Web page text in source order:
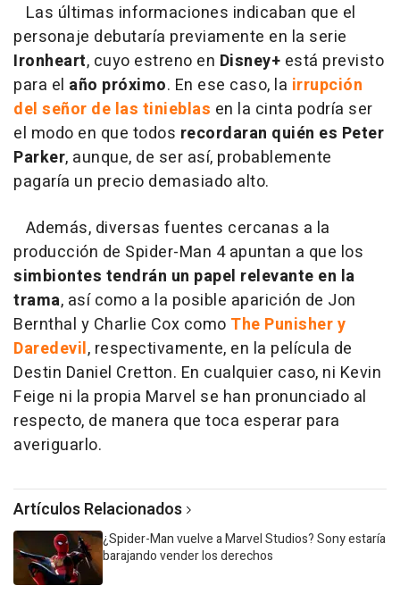
Las últimas informaciones indicaban que el
personaje debutaría previamente en la serie
Ironheart, cuyo estreno en Disney+ está previsto
para el año próximo. En ese caso, la irrupción
del señor de las tinieblas en la cinta podría ser
el modo en que todos recordaran quién es Peter
Parker, aunque, de ser así, probablemente
pagaría un precio demasiado alto.
Además, diversas fuentes cercanas a la
producción de Spider-Man 4 apuntan a que los
simbiontes tendrán un papel relevante en la
trama, así como a la posible aparición de Jon
Bernthal y Charlie Cox como The Punisher y
Daredevil, respectivamente, en la película de
Destin Daniel Cretton. En cualquier caso, ni Kevin
Feige ni la propia Marvel se han pronunciado al
respecto, de manera que toca esperar para
averiguarlo.
Artículos Relacionados
¿Spider-Man vuelve a Marvel Studios? Sony estaría
barajando vender los derechos